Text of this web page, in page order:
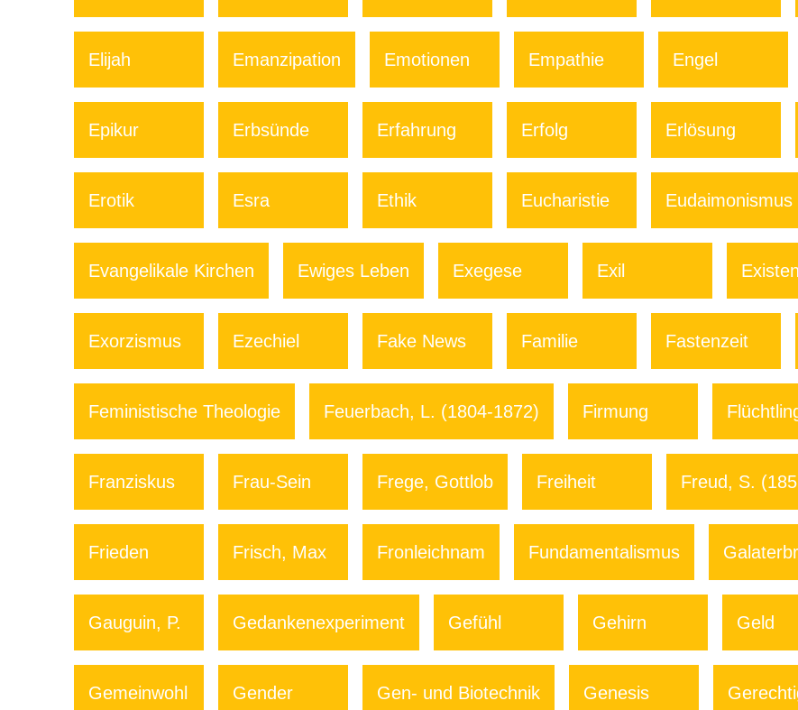
Elijah Emanzipation Emotionen Empathie Engel
Epikur Erbsünde Erfahrung Erfolg Erlösung
Erotik Esra Ethik Eucharistie Eudaimonismus
Evangelikale Kirchen Ewiges Leben Exegese Exil
Exorzismus Ezechiel Fake News Familie Fastenzeit
Feministische Theologie Feuerbach, L. (1804-1872) Firmung
Franziskus Frau-Sein Frege, Gottlob Freiheit Freud, S.
Frieden Frisch, Max Fronleichnam Fundamentalismus
Gauguin, P. Gedankenexperiment Gefühl Gehirn Geld
Gemeinwohl Gender Gen- und Biotechnik Genesis